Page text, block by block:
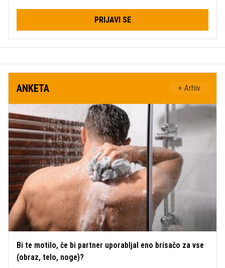
PRIJAVI SE
ANKETA + Arhiv
Bi te motilo, če bi partner uporabljal eno brisačo za vse
(obraz, telo, noge)?